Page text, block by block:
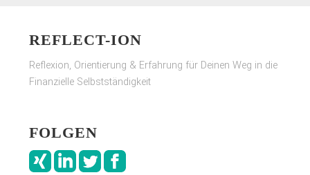
REFLECT-ION
Reflexion, Orientierung & Erfahrung für Deinen Weg in die
Finanzielle Selbstständigkeit
FOLGEN